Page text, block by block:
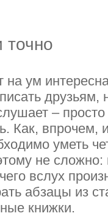
на ум
друзьям,
–
Как,
уметь
не
вслух
абзацы из
книжки.